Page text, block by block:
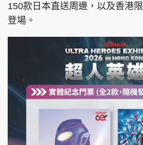
150款日本直送周邊，以及香港
登場。